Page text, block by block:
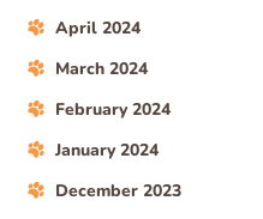
April 2024
March 2024
February 2024
January 2024
December 2023